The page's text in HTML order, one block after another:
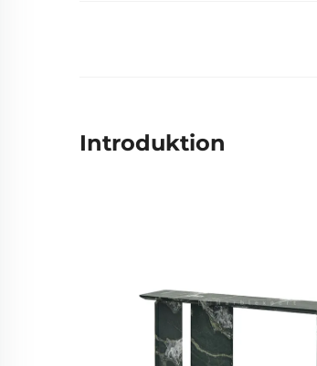
Introduktion